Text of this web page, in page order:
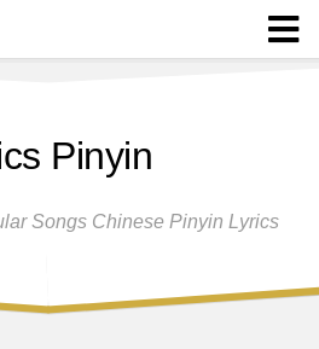
Pinyin
Songs Chinese Pinyin Lyrics